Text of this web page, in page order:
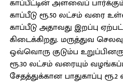
காப்பீட்டின் அளவைப்
காப்பீடு ரூ.50 லட்சம் வரை
காப்பீடு அதாவது இறப்பு
கிடைக்கிறது. மருத்துவ
ஒவ்வொரு குடும்ப
ரூ.30 லட்சம் வரையும்
சேதத்துக்கான பாதுகாப்பு